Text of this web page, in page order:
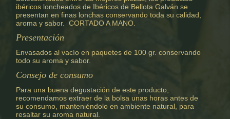
ibéricos loncheados de Ibéricos de Bellota Galván se
presentan en finas lonchas conservando toda su calidad,
aroma y sabor. CORTADO A MANO.
Presentación
Envasados al vacío en paquetes de 100 gr. conservando
todo su aroma y sabor.
Consejo de consumo
Para una buena degustación de este producto,
recomendamos extraer de la bolsa unas horas antes de
su consumo, manteniéndolo en ambiente natural, para
resaltar su aroma natural.